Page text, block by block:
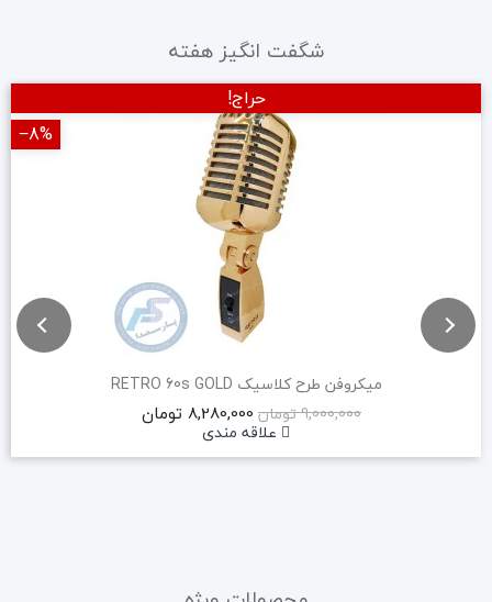
شگفت انگیز هفته
میکروفن طرح کلاسیک RETRO 60s GOLD
9,000,000 تومان
8,280,000 تومان
علاقه مندی
حراج!
‎−8%